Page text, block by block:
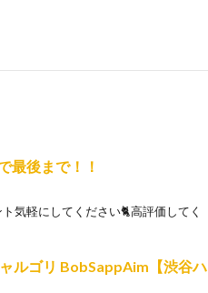
最後まで！！
気軽にしてください🐈高評価してく
ルゴリ BobSappAim【渋谷ハ